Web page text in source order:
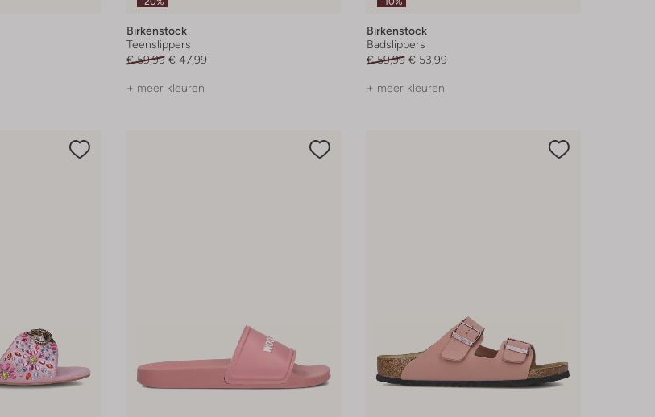
Birkenstock
Teenslippers
€ 59,99 € 47,99
+ meer kleuren
Birkenstock
Badslippers
€ 59,99 € 53,99
+ meer kleuren